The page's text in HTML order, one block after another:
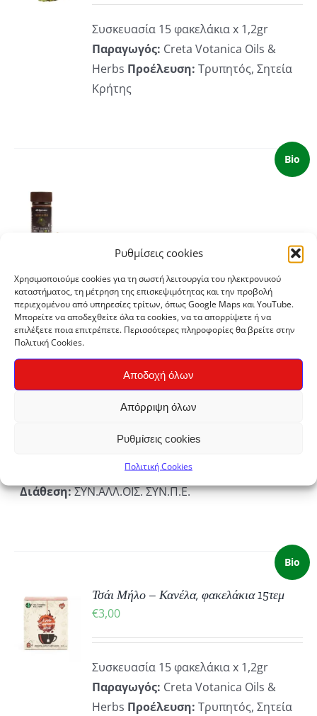
Ρυθμίσεις cookies
Χρησιμοποιούμε cookies για τη σωστή λειτουργία του ηλεκτρονικού
καταστήματος, τη μέτρηση της επισκεψιμότητας και την προβολή
περιεχομένου από υπηρεσίες τρίτων, όπως Google Maps και YouTube.
Μπορείτε να αποδεχθείτε όλα τα cookies, να τα απορρίψετε ή να
επιλέξετε ποια επιτρέπετε. Περισσότερες πληροφορίες θα βρείτε στην
Πολιτική Cookies.
Αποδοχή όλων
Απόρριψη όλων
Ρυθμίσεις cookies
Πολιτική Cookies
Συσκευασία 15 φακελάκια x 1,2gr
Παραγωγός: Creta Votanica Oils &
Herbs Προέλευση: Τρυπητός, Σητεία
Κρήτης
Bio
Solidarity
Στιγμιαίος Καφές 100gr
€13,00
100% αράμπικα Συσκευασία 100gr
Kagera Cooperative
Συνεταιρισμός
Διάθεση:ΣΥΝ.ΑΛΛ.ΟΙΣ. ΣΥΝ.Π.Ε.
Bio
Τσάι Μήλο – Κανέλα, φακελάκια 15τεμ
€3,00
Συσκευασία 15 φακελάκια x 1,2gr
Παραγωγός: Creta Votanica Oils &
Herbs Προέλευση: Τρυπητός, Σητεία